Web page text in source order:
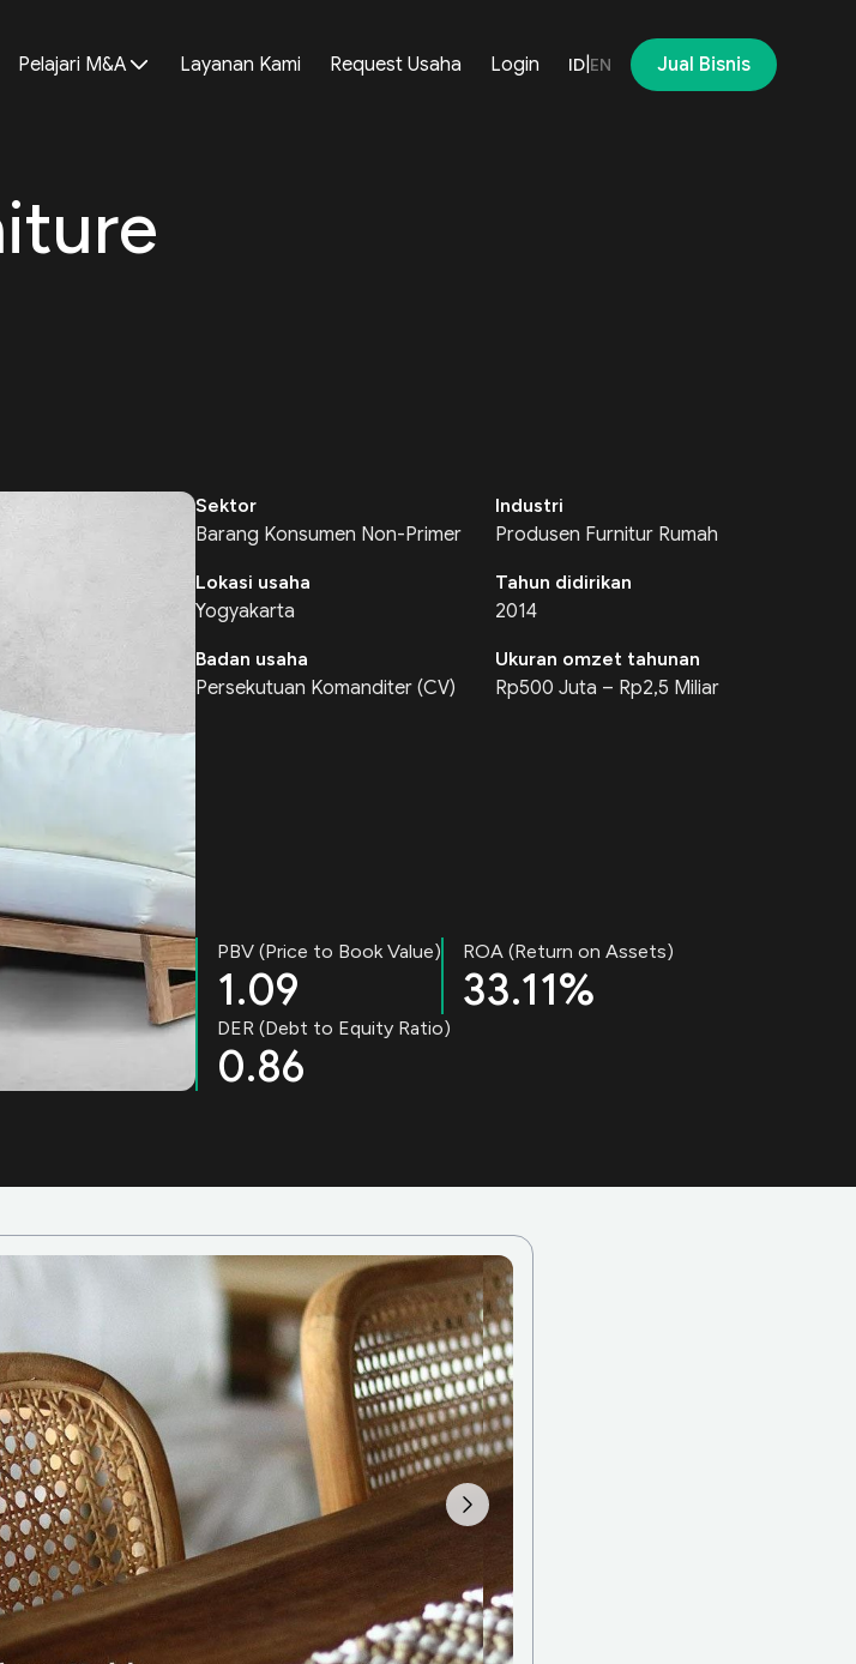
Pelajari M&A Layanan Kami Request Usaha Login ID EN Jual Bisnis
Sektor
Barang Konsumen Non-Primer
Industri
Produsen Furnitur Rumah
Lokasi usaha
Yogyakarta
Tahun didirikan
2014
Badan usaha
Persekutuan Komanditer (CV)
Ukuran omzet tahunan
Rp500 Juta – Rp2,5 Miliar
PBV (Price to Book Value)
1.09
ROA (Return on Assets)
33.11%
DER (Debt to Equity Ratio)
0.86